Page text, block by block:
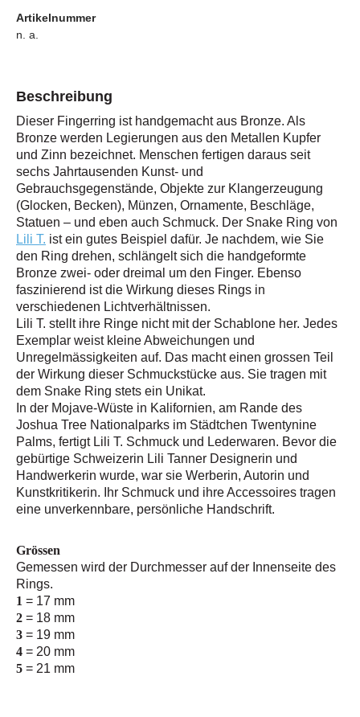
Artikelnummer
n. a.
Beschreibung
Dieser Fingerring ist handgemacht aus Bronze. Als
Bronze werden Legierungen aus den Metallen Kupfer
und Zinn bezeichnet. Menschen fertigen daraus seit
sechs Jahrtausenden Kunst- und
Gebrauchsgegenstände, Objekte zur Klangerzeugung
(Glocken, Becken), Münzen, Ornamente, Beschläge,
Statuen – und eben auch Schmuck. Der Snake Ring von
Lili T. ist ein gutes Beispiel dafür. Je nachdem, wie Sie
den Ring drehen, schlängelt sich die handgeformte
Bronze zwei- oder dreimal um den Finger. Ebenso
faszinierend ist die Wirkung dieses Rings in
verschiedenen Lichtverhältnissen.
Lili T. stellt ihre Ringe nicht mit der Schablone her. Jedes
Exemplar weist kleine Abweichungen und
Unregelmässigkeiten auf. Das macht einen grossen Teil
der Wirkung dieser Schmuckstücke aus. Sie tragen mit
dem Snake Ring stets ein Unikat.
In der Mojave-Wüste in Kalifornien, am Rande des
Joshua Tree Nationalparks im Städtchen Twentynine
Palms, fertigt Lili T. Schmuck und Lederwaren. Bevor die
gebürtige Schweizerin Lili Tanner Designerin und
Handwerkerin wurde, war sie Werberin, Autorin und
Kunstkritikerin. Ihr Schmuck und ihre Accessoires tragen
eine unverkennbare, persönliche Handschrift.
Grössen
Gemessen wird der Durchmesser auf der Innenseite des
Rings.
1 = 17 mm
2 = 18 mm
3 = 19 mm
4 = 20 mm
5 = 21 mm